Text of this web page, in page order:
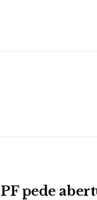
PF pede